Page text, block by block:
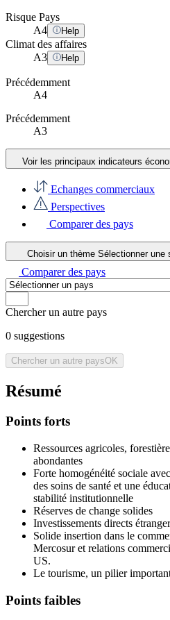
Risque Pays
A4 Help
Climat des affaires
A3 Help
Précédemment
A4
Précédemment
A3
Voir les principaux indicateurs
Echanges commerciaux
Perspectives
Comparer des pays
Choisir un thème Sélectionner une
Comparer des pays
Chercher un autre pays
0 suggestions
Chercher un autre paysOK
Résumé
Points forts
Ressources agricoles,
abondantes
Forte homogénéité sociale
des soins de santé et une
stabilité institutionnelle
Réserves de change solides
Investissements directs
Solide insertion dans le
Mercosur et relations
US.
Le tourisme, un pilier
Points faibles